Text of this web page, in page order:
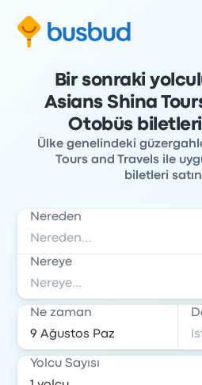
Bir sonraki
Asians Shina
Otobüs biletleri
Ülke genelindeki
Tours and Travels ile
biletleri satın
Nereden
Nereye
Ne zaman
Yolcu Sayısı